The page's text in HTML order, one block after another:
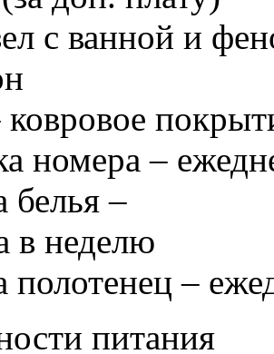
с ванной и
номера –
белья –
в неделю
полотенец –
питания